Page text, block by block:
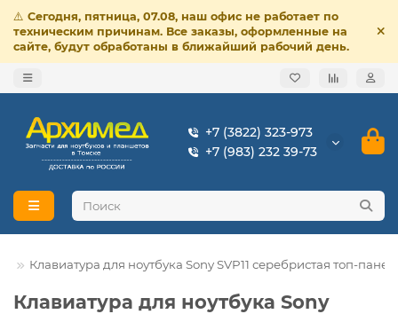
⚠️ Сегодня, пятница, 07.08, наш офис не работает по
техническим причинам. Все заказы, оформленные на
сайте, будут обработаны в ближайший рабочий день.
+7 (3822) 323-973
+7 (983) 232 39-73
Клавиатура для ноутбука Sony SVP11 серебристая топ-
Клавиатура для ноутбука Sony